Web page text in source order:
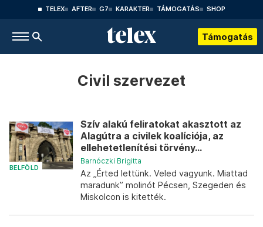
TELEX AFTER G7 KARAKTER TÁMOGATÁS SHOP
Támogatás
Civil szervezet
BELFÖLD
Szív alakú feliratokat akasztott az
Alagútra a civilek koalíciója, az
ellehetetlenítési törvény...
Barnóczki Brigitta
Az „Érted lettünk. Veled vagyunk. Miattad
maradunk” molinót Pécsen, Szegeden és
Miskolcon is kitették.